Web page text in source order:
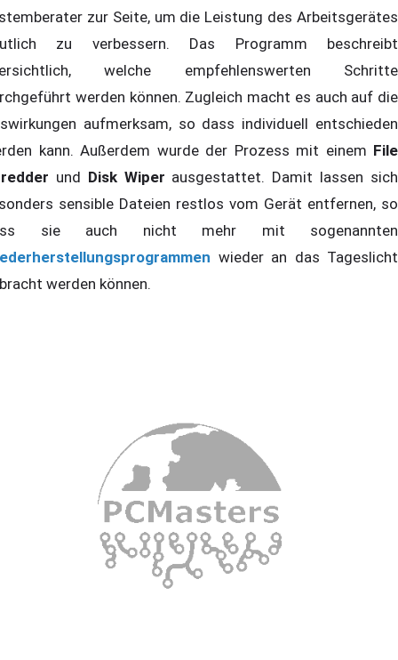
zur Seite, um die Leistung des Arbeitsgerätes
zu verbessern. Das Programm beschreibt
welche empfehlenswerten Schritte
werden können. Zugleich macht es auch auf die
aufmerksam, so dass individuell entschieden
kann. Außerdem wurde der Prozess mit einem File
und Disk Wiper ausgestattet. Damit lassen sich
sensible Dateien restlos vom Gerät entfernen, so
sie auch nicht mehr mit sogenannten
wieder an das Tageslicht
werden können.